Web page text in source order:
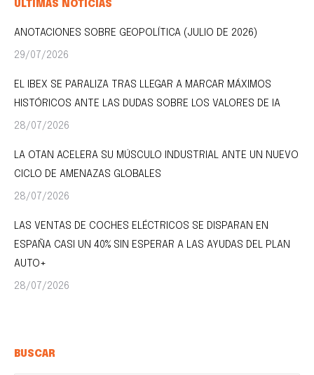
ÚLTIMAS NOTICIAS
ANOTACIONES SOBRE GEOPOLÍTICA (JULIO DE 2026)
29/07/2026
EL IBEX SE PARALIZA TRAS LLEGAR A MARCAR MÁXIMOS
HISTÓRICOS ANTE LAS DUDAS SOBRE LOS VALORES DE IA
28/07/2026
LA OTAN ACELERA SU MÚSCULO INDUSTRIAL ANTE UN NUEVO
CICLO DE AMENAZAS GLOBALES
28/07/2026
LAS VENTAS DE COCHES ELÉCTRICOS SE DISPARAN EN
ESPAÑA CASI UN 40% SIN ESPERAR A LAS AYUDAS DEL PLAN
AUTO+
28/07/2026
BUSCAR